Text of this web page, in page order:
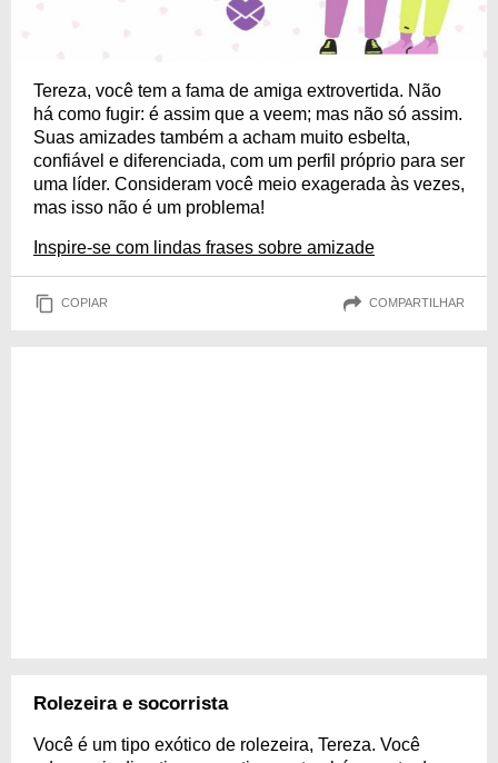
Tereza, você tem a fama de amiga extrovertida. Não
há como fugir: é assim que a veem; mas não só assim.
Suas amizades também a acham muito esbelta,
confiável e diferenciada, com um perfil próprio para ser
uma líder. Consideram você meio exagerada às vezes,
mas isso não é um problema!
Inspire-se com lindas frases sobre amizade
COPIAR COMPARTILHAR
Rolezeira e socorrista
Você é um tipo exótico de rolezeira, Tereza. Você